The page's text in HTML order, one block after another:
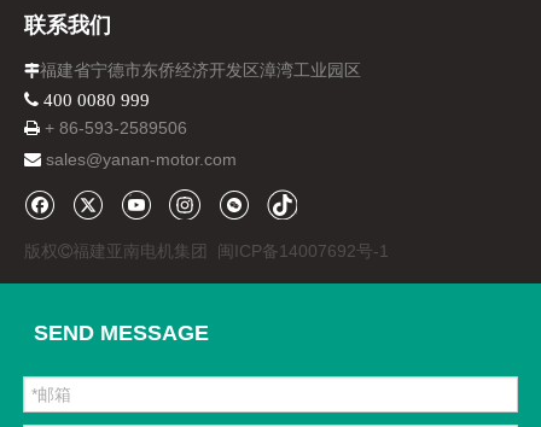
联系我们
福建省宁德市东侨经济开发区漳湾工业园区
 400 0080 999
 + 86-593-2589506
 sales@yanan-motor.com
版权福建亚南电机集团 闽ICP备14007692号-1
SEND MESSAGE